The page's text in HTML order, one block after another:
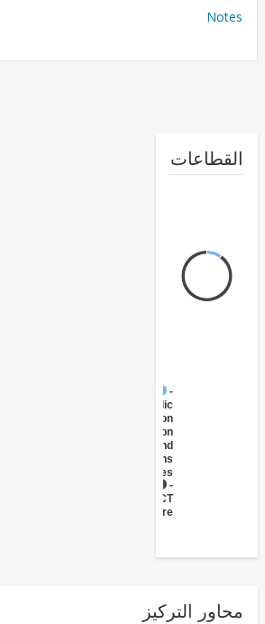
Administration
- Information
Communications
Technologies
Infrastructure
التركيز